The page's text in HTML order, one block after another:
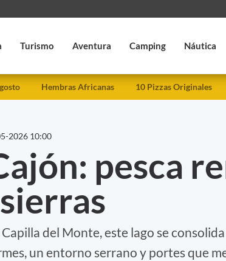
Turismo Aventura Camping Náutica
Hembras Africanas 10 Pizzas Originales
2026 10:00
pesca
Capilla del Monte, este lago se
un entorno serrano y portes que